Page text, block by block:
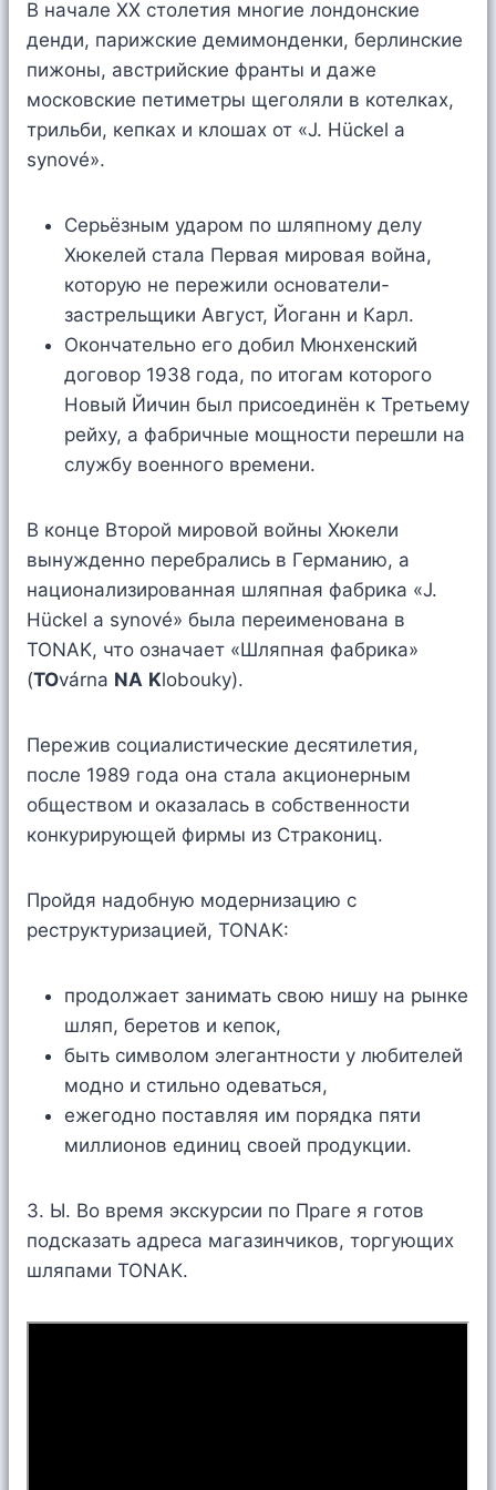
В начале XX столетия многие лондонские
денди, парижские демимонденки, берлинские
пижоны, австрийские франты и даже
московские петиметры щеголяли в котелках,
трильби, кепках и клошах от «J. Hückel a
synové».
Серьёзным ударом по шляпному делу
Хюкелей стала Первая мировая война,
которую не пережили основатели-
застрельщики Август, Йоганн и Карл.
Окончательно его добил Мюнхенский
договор 1938 года, по итогам которого
Новый Йичин был присоединён к Третьему
рейху, а фабричные мощности перешли на
службу военного времени.
В конце Второй мировой войны Хюкели
вынужденно перебрались в Германию, а
национализированная шляпная фабрика «J.
Hückel a synové» была переименована в
TONAK, что означает «Шляпная фабрика»
(TOvárna NA Klobouky).
Пережив социалистические десятилетия,
после 1989 года она стала акционерным
обществом и оказалась в собственности
конкурирующей фирмы из Стракониц.
Пройдя надобную модернизацию с
реструктуризацией, TONAK:
продолжает занимать свою нишу на рынке
шляп, беретов и кепок,
быть символом элегантности у любителей
модно и стильно одеваться,
ежегодно поставляя им порядка пяти
миллионов единиц своей продукции.
З. Ы. Во время экскурсии по Праге я готов
подсказать адреса магазинчиков, торгующих
шляпами TONAK.